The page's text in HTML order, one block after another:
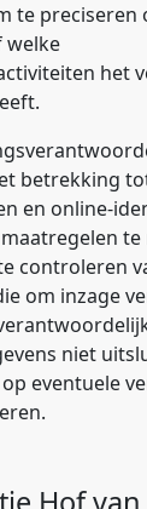
te preciseren
welke
het
betrekking
en online-
te
controleren
om inzage
niet
eventuele